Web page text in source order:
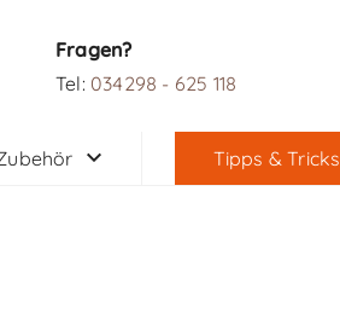
Fragen?
Tel: 034298 - 625 118
Tipps & Tricks